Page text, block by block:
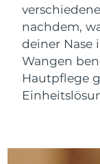
nachdem,
deiner Nase
Wangen
Hautpflege
Vietnam